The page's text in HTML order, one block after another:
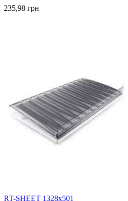
235,98 грн
RT-SHEET 1328x501